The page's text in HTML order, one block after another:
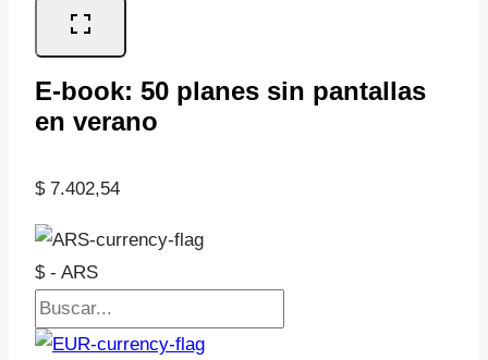
E-book: 50 planes sin pantallas
en verano
$7.402,54
$ - ARS